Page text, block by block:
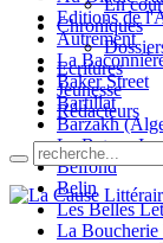
Editions de
Autrement
La
Baker Street
Bartillat
Barzakh
Le Bateau
Belfond
Belin
Les Belles
La
En
Chroniques
Ecritures
Jeunesse
Rédacteurs